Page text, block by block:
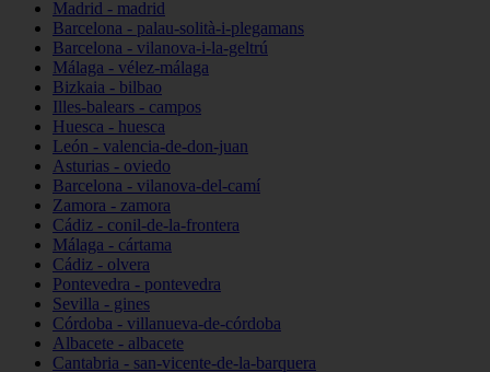
Madrid - madrid
Barcelona - palau-solità-i-plegamans
Barcelona - vilanova-i-la-geltrú
Málaga - vélez-málaga
Bizkaia - bilbao
Illes-balears - campos
Huesca - huesca
León - valencia-de-don-juan
Asturias - oviedo
Barcelona - vilanova-del-camí
Zamora - zamora
Cádiz - conil-de-la-frontera
Málaga - cártama
Cádiz - olvera
Pontevedra - pontevedra
Sevilla - gines
Córdoba - villanueva-de-córdoba
Albacete - albacete
Cantabria - san-vicente-de-la-barquera